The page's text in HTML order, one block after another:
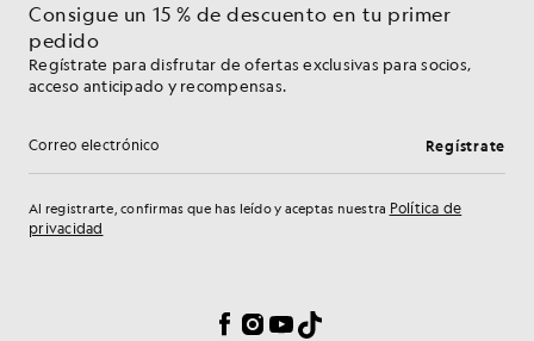
Consigue un 15 % de descuento en tu primer
pedido
Regístrate para disfrutar de ofertas exclusivas para socios,
acceso anticipado y recompensas.
Dirección de correo electrónico Regístrate
Al registrarte, confirmas que has leído y aceptas nuestra Política de
privacidad
Facebook
Instagram
YouTube
TikTok